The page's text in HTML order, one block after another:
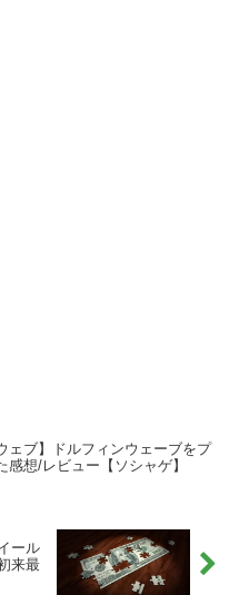
ェブ】ドルフィンウェーブをプ
感想/レビュー【ソシャゲ】
ール
来最